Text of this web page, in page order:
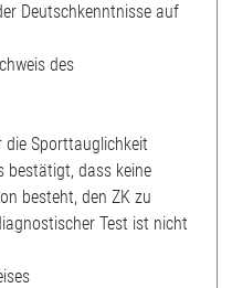
Deutschkenntnisse auf
des
Sporttauglichkeit
bestätigt, dass keine
besteht, den ZK zu
Test ist nicht